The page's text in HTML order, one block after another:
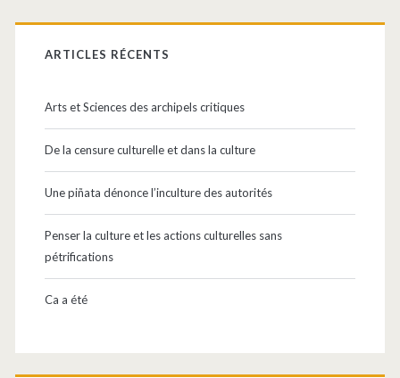
Barre
latérale
principale
ARTICLES RÉCENTS
Arts et Sciences des archipels critiques
De la censure culturelle et dans la culture
Une piñata dénonce l’inculture des autorités
Penser la culture et les actions culturelles sans
pétrifications
Ca a été